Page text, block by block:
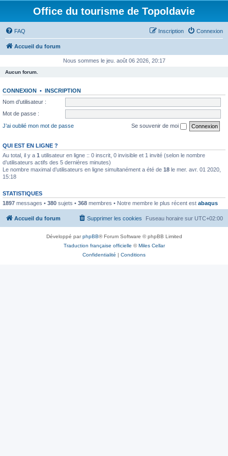
Office du tourisme de Topoldavie
FAQ Connexion
Inscription
Accueil du forum
Nous sommes le jeu. août 06 2026, 20:17
Aucun forum.
CONNEXION • INSCRIPTION
Nom d’utilisateur :
Mot de passe :
J’ai oublié mon mot de passe
Se souvenir de moi
QUI EST EN LIGNE ?
Au total, il y a 1 utilisateur en ligne :: 0 inscrit, 0 invisible et 1 invité (selon le nombre
d’utilisateurs actifs des 5 dernières minutes)
Le nombre maximal d’utilisateurs en ligne simultanément a été de 18 le mer. avr. 01 2020,
15:18
STATISTIQUES
1897 messages • 380 sujets • 368 membres • Notre membre le plus récent est abaqus
Accueil du forum Fuseau horaire sur UTC+02:00
Supprimer les cookies
Développé parphpBB® Forum Software © phpBB Limited
Traduction française officielle ©Miles Cellar
Confidentialité | Conditions